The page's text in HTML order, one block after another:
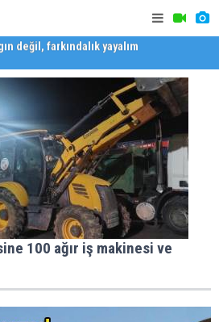
değil, farkındalık yayalım
Selçuk saygıyla anıldı
100 ağır iş makinesi ve